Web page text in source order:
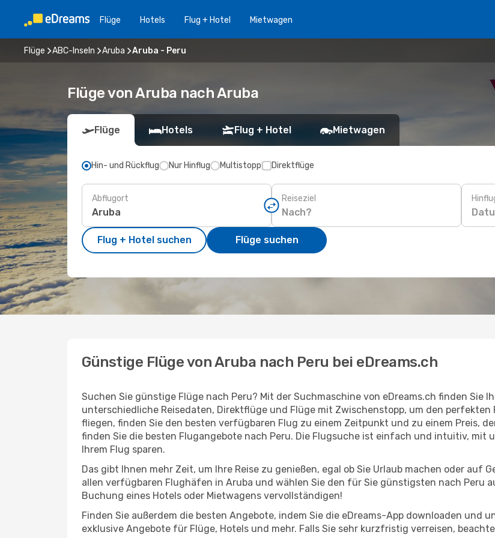
Flüge Hotels Flug + Hotel Mietwagen
Flüge ABC-Inseln Aruba Aruba - Peru
Flüge von Aruba nach Aruba
Flüge Hotels Flug + Hotel Mietwagen
Hin- und Rückflug Nur Hinflug Multistopp Direktflüge
Abflugort Reiseziel
Flug + Hotel suchen Flüge suchen
Günstige Flüge von Aruba nach Peru bei eDreams.ch
Suchen Sie günstige Flüge nach Peru? Mit der Suchmaschine von eDreams.ch finden Sie
unterschiedliche Reisedaten, Direktflüge und Flüge mit Zwischenstopp, um den perfekten
fliegen, finden Sie den besten verfügbaren Flug zu einem Zeitpunkt und zu einem Preis,
finden Sie die besten Flugangebote nach Peru. Die Flugsuche ist einfach und intuitiv, mit
Ihrem Flug sparen.
Das gibt Ihnen mehr Zeit, um Ihre Reise zu genießen, egal ob Sie Urlaub machen oder auf
allen verfügbaren Flughäfen in Aruba und wählen Sie den für Sie günstigsten nach Peru
Buchung eines Hotels oder Mietwagens vervollständigen!
Finden Sie außerdem die besten Angebote, indem Sie die eDreams-App downloaden und
exklusive Angebote für Flüge, Hotels und mehr. Falls Sie sehr kurzfristig verreisen,